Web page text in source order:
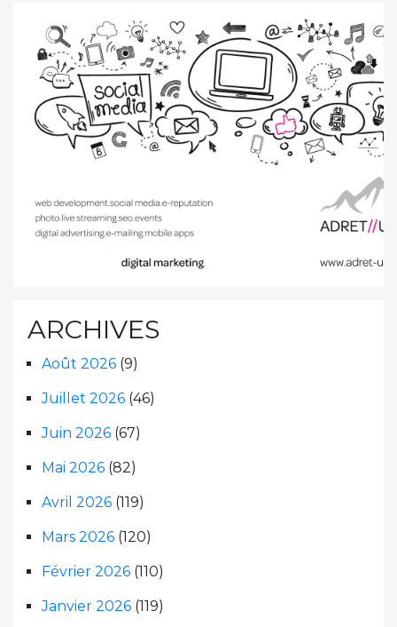
ARCHIVES
Août 2026 (9)
Juillet 2026 (46)
Juin 2026 (67)
Mai 2026 (82)
Avril 2026 (119)
Mars 2026 (120)
Février 2026 (110)
Janvier 2026 (119)